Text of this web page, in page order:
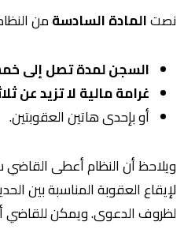
نصتالمادة السادسةمن
السجن لمدة تصل إلى
غرامة مالية لا تزيد عن
أو بإحدى هاتين العقوبتين.
ويلاحظ أن النظام أعطى
لإيقاع العقوبة المناسبة بين
لظروف الدعوى. ويمكن للقاضي